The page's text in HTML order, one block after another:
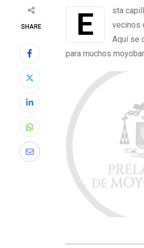
SHARE Esta capilla levantada hace muchas décadas, con mucho esfuerzo por los
vecinos
Aquí se
para muchos